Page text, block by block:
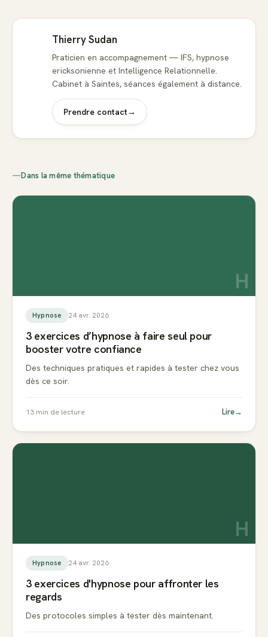
Thierry Sudan
Praticien en accompagnement — IFS, hypnose
ericksonienne et Intelligence Relationnelle.
Cabinet à Saintes, séances également à distance.
Prendre contact→
—Dans la même thématique
H
Hypnose 24 avr. 2026
3 exercices d’hypnose à faire seul pour
booster votre confiance
Des techniques pratiques et rapides à tester chez vous
dès ce soir.
13 min de lecture Lire→
H
Hypnose 24 avr. 2026
3 exercices d'hypnose pour affronter les
regards
Des protocoles simples à tester dès maintenant.